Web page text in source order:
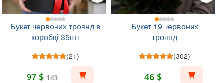
Букет червоних троянд в
коробці 35шт
(21)
97 $ 149
Букет 19 червоних
троянд
(302)
46 $